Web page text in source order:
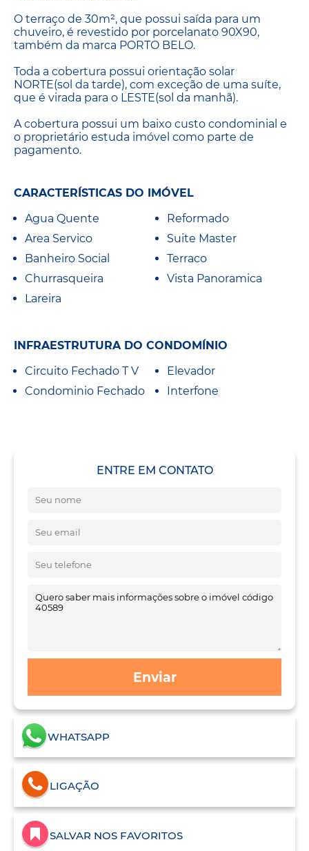
O terraço de 30m², que possui saída para um
chuveiro, é revestido por porcelanato 90X90,
também da marca PORTO BELO.
Toda a cobertura possui orientação solar
NORTE(sol da tarde), com exceção de uma suíte,
que é virada para o LESTE(sol da manhã).
A cobertura possui um baixo custo condominial e
o proprietário estuda imóvel como parte de
pagamento.
CARACTERÍSTICAS DO IMÓVEL
Agua Quente
Area Servico
Banheiro Social
Churrasqueira
Lareira
Reformado
Suite Master
Terraco
Vista Panoramica
INFRAESTRUTURA DO CONDOMÍNIO
Circuito Fechado T V
Condominio Fechado
Elevador
Interfone
ENTRE EM CONTATO
Enviar
WHATSAPP
LIGAÇÃO
SALVAR NOS FAVORITOS